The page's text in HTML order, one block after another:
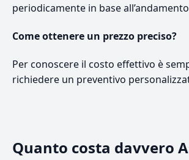
periodicamente in base
Come ottenere un prezzo preciso?
Per conoscere il costo effettivo è
richiedere un preventivo
Quanto costa davvero